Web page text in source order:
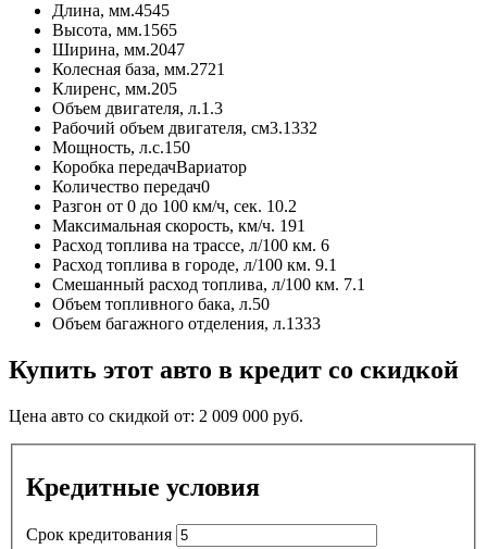
Длина, мм.4545
Высота, мм.1565
Ширина, мм.2047
Колесная база, мм.2721
Клиренс, мм.205
Объем двигателя, л.1.3
Рабочий объем двигателя, см3.1332
Мощность, л.с.150
Коробка передачВариатор
Количество передач0
Разгон от 0 до 100 км/ч, сек. 10.2
Максимальная скорость, км/ч. 191
Расход топлива на трассе, л/100 км. 6
Расход топлива в городе, л/100 км. 9.1
Смешанный расход топлива, л/100 км. 7.1
Объем топливного бака, л.50
Объем багажного отделения, л.1333
Купить этот авто в кредит со скидкой
Цена авто со скидкой от: 2 009 000 руб.
Кредитные условия
Срок кредитования